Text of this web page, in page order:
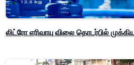
லிட்ரோ எரிவாயு விலை தொடர்பில் முக்கிய